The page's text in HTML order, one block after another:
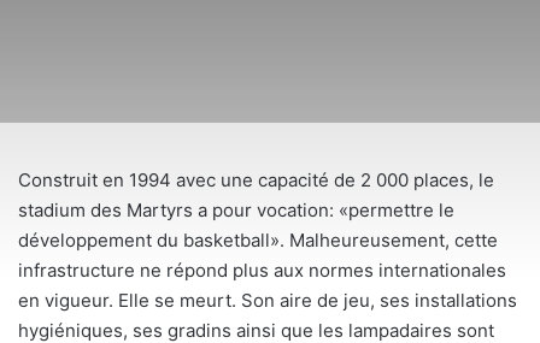
Construit en 1994 avec une capacité de 2 000 places, le
stadium des Martyrs a pour vocation: «permettre le
développement du basketball». Malheureusement, cette
infrastructure ne répond plus aux normes internationales
en vigueur. Elle se meurt. Son aire de jeu, ses installations
hygiéniques, ses gradins ainsi que les lampadaires sont